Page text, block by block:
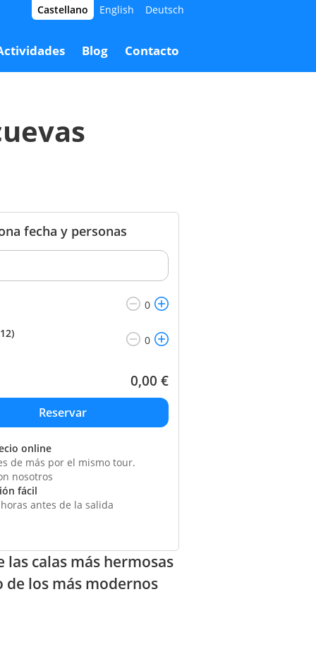
Blog Contacto
Castellano English Deutsch
€ 45,00 € Reservar
fecha y personas
0,00 €
online
de más por el mismo tour.
nosotros
fácil
antes de la salida
calas más hermosas
los más modernos